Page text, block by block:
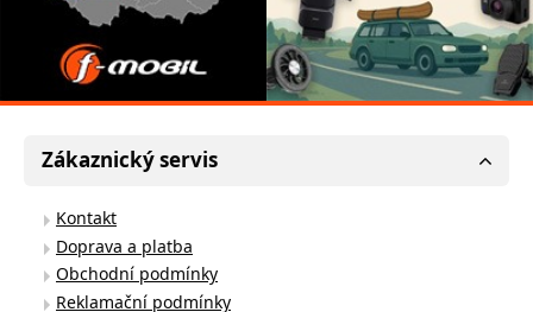
Zákaznický servis
Kontakt
Doprava a platba
Obchodní podmínky
Reklamační podmínky